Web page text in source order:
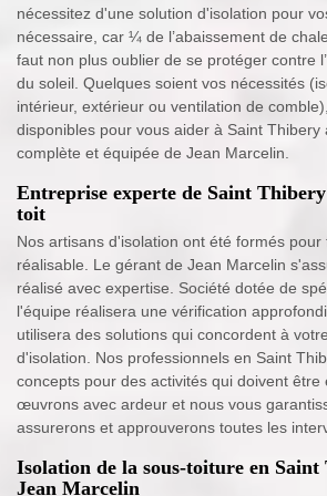
nécessitez d'une solution d'isolation pour
nécessaire, car ¼ de l’abaissement de
faut non plus oublier de se protéger contre
du soleil. Quelques soient vos nécessités
intérieur, extérieur ou ventilation de
disponibles pour vous aider à Saint Thibery
complète et équipée de Jean Marcelin.
Entreprise experte de Saint
toit
Nos artisans d'isolation ont été formés pour
réalisable. Le gérant de Jean Marcelin
réalisé avec expertise. Société dotée de
l'équipe réalisera une vérification
utilisera des solutions qui concordent à
d'isolation. Nos professionnels en Saint
concepts pour des activités qui doivent être
œuvrons avec ardeur et nous vous
assurerons et approuverons toutes les
Isolation de la sous-toiture en Saint
Jean Marcelin